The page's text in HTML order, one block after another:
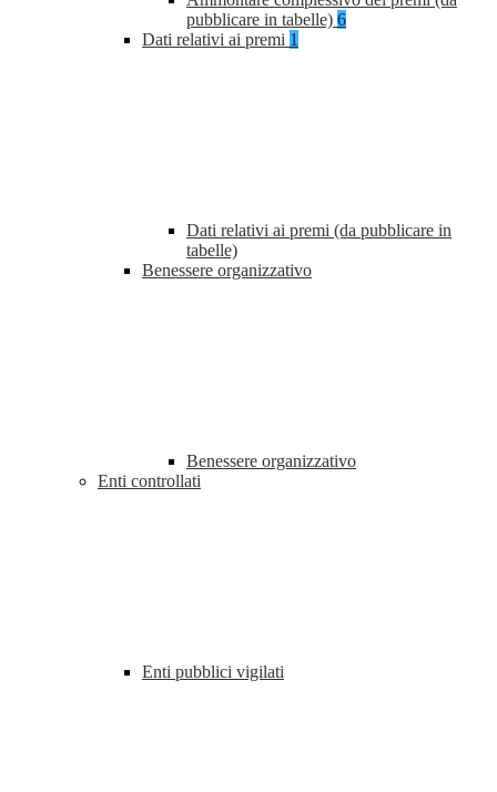
pubblicare in tabelle) 6
Dati relativi ai premi 1
Dati relativi ai premi (da pubblicare in
tabelle)
Benessere organizzativo
Benessere organizzativo
Enti controllati
Enti pubblici vigilati